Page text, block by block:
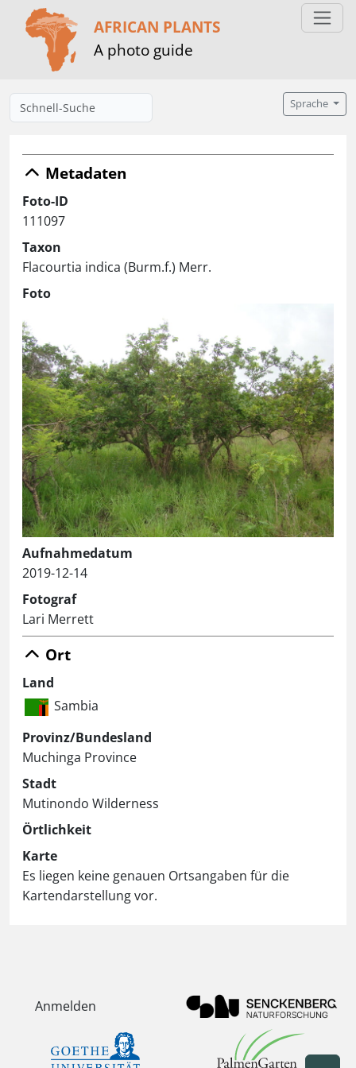
AFRICAN PLANTS
A photo guide
Sprache
Metadaten
Foto-ID
111097
Taxon
Flacourtia indica (Burm.f.) Merr.
Foto
Aufnahmedatum
2019-12-14
Fotograf
Lari Merrett
Ort
Land
Sambia
Provinz/Bundesland
Muchinga Province
Stadt
Mutinondo Wilderness
Örtlichkeit
Karte
Es liegen keine genauen Ortsangaben für die
Kartendarstellung vor.
Anmelden